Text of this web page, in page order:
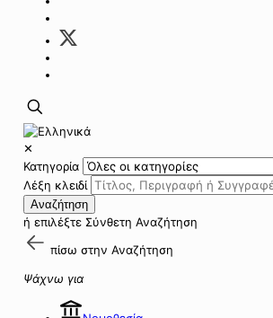
✕
Κατηγορία
Λέξη κλειδί
Αναζήτηση
ή επιλέξτε Σύνθετη Αναζήτηση
πίσω στην Αναζήτηση
Ψάχνω για